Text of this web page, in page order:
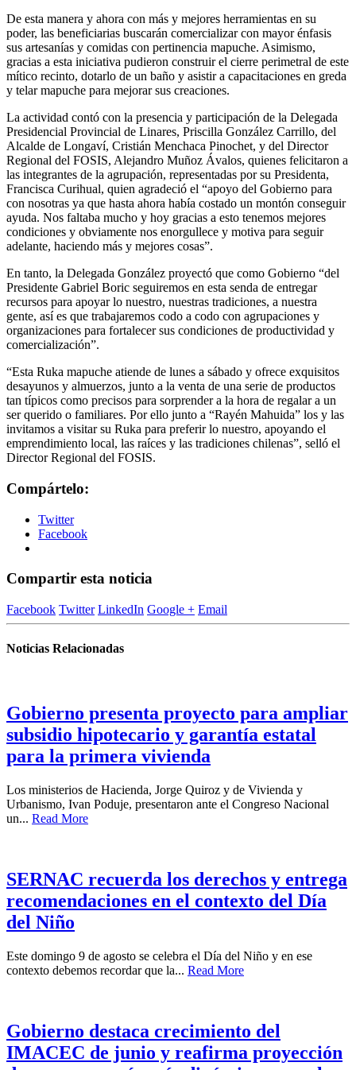
De esta manera y ahora con más y mejores herramientas en su
poder, las beneficiarias buscarán comercializar con mayor énfasis
sus artesanías y comidas con pertinencia mapuche. Asimismo,
gracias a esta iniciativa pudieron construir el cierre perimetral de este
mítico recinto, dotarlo de un baño y asistir a capacitaciones en greda
y telar mapuche para mejorar sus creaciones.
La actividad contó con la presencia y participación de la Delegada
Presidencial Provincial de Linares, Priscilla González Carrillo, del
Alcalde de Longaví, Cristián Menchaca Pinochet, y del Director
Regional del FOSIS, Alejandro Muñoz Ávalos, quienes felicitaron a
las integrantes de la agrupación, representadas por su Presidenta,
Francisca Curihual, quien agradeció el “apoyo del Gobierno para
con nosotras ya que hasta ahora había costado un montón conseguir
ayuda. Nos faltaba mucho y hoy gracias a esto tenemos mejores
condiciones y obviamente nos enorgullece y motiva para seguir
adelante, haciendo más y mejores cosas”.
En tanto, la Delegada González proyectó que como Gobierno “del
Presidente Gabriel Boric seguiremos en esta senda de entregar
recursos para apoyar lo nuestro, nuestras tradiciones, a nuestra
gente, así es que trabajaremos codo a codo con agrupaciones y
organizaciones para fortalecer sus condiciones de productividad y
comercialización”.
“Esta Ruka mapuche atiende de lunes a sábado y ofrece exquisitos
desayunos y almuerzos, junto a la venta de una serie de productos
tan típicos como precisos para sorprender a la hora de regalar a un
ser querido o familiares. Por ello junto a “Rayén Mahuida” los y las
invitamos a visitar su Ruka para preferir lo nuestro, apoyando el
emprendimiento local, las raíces y las tradiciones chilenas”, selló el
Director Regional del FOSIS.
Compártelo:
Twitter
Facebook
Compartir esta noticia
Facebook Twitter LinkedIn Google + Email
Noticias Relacionadas
Gobierno presenta proyecto para ampliar
subsidio hipotecario y garantía estatal
para la primera vivienda
Los ministerios de Hacienda, Jorge Quiroz y de Vivienda y
Urbanismo, Ivan Poduje, presentaron ante el Congreso Nacional
un... Read More
SERNAC recuerda los derechos y entrega
recomendaciones en el contexto del Día
del Niño
Este domingo 9 de agosto se celebra el Día del Niño y en ese
contexto debemos recordar que la... Read More
Gobierno destaca crecimiento del
IMACEC de junio y reafirma proyección